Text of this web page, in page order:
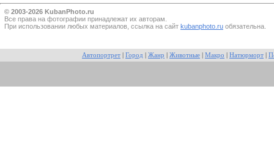
© 2003-2026 KubanPhoto.ru
Все прaва на фотографии принадлежат их авторам.
При использовании любых материалов, ссылка на сайт kubanphoto.ru обязательна.
Автопортрет Город Жанр Животные Макро Натюрморт